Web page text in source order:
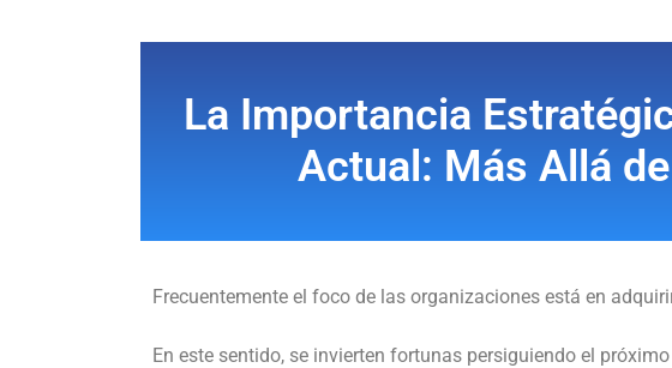
La Importancia
Actual: Más Allá
Frecuentemente el foco de las organizaciones está en
En este sentido, se invierten fortunas persiguiendo el